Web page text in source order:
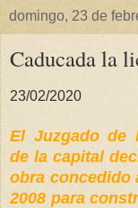
domingo, 23 de
Caducada la
23/02/2020
El Juzgado de
de la capital
obra concedido
2008 para